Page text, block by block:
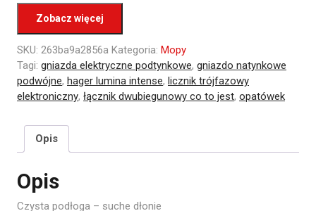
Zobacz więcej
SKU: 263ba9a2856a Kategoria: Mopy
Tagi: gniazda elektryczne podtynkowe, gniazdo natynkowe
podwójne, hager lumina intense, licznik trójfazowy
elektroniczny, łącznik dwubiegunowy co to jest, opatówek
Opis
Opis
Czysta podłoga – suche dłonie